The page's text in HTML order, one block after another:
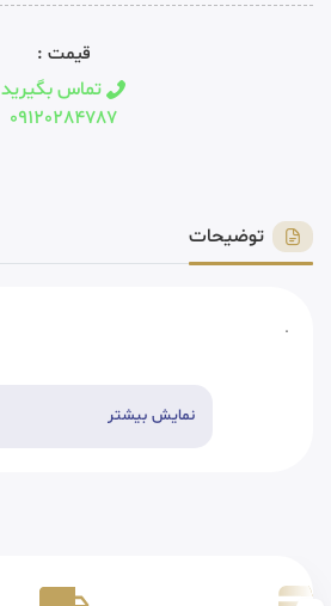
قیمت :
تماس بگیرید
09120284787
توضیحات
.
نمایش بیشتر